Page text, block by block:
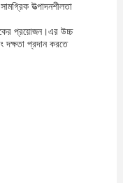
উত্পাদনশীলতা
প্রয়োজন।এর উচ্চ
দক্ষতা প্রদান করতে